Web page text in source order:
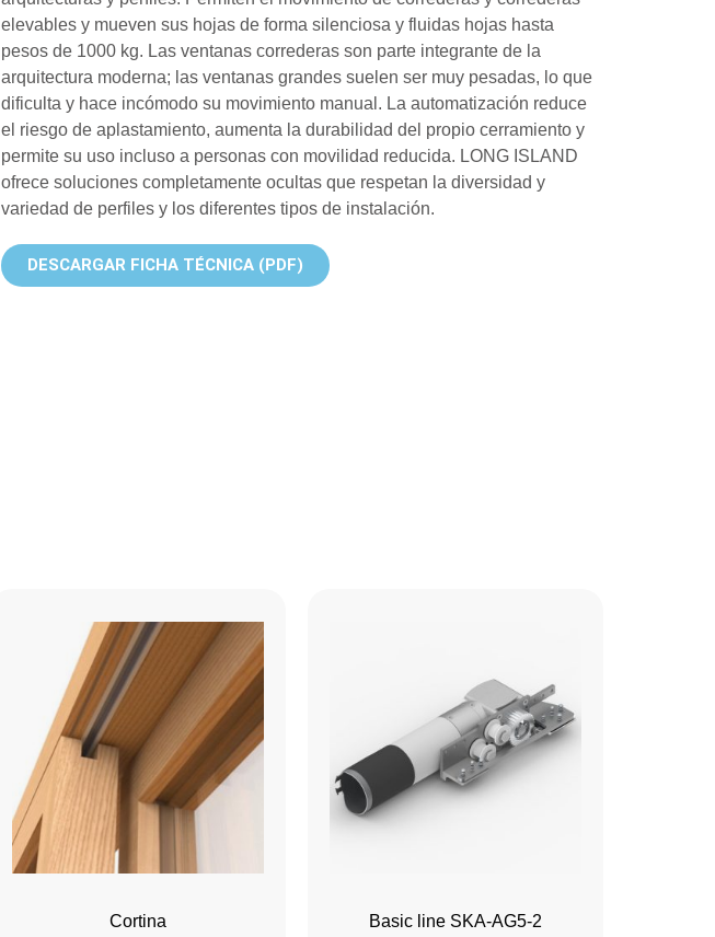
elevables y mueven sus hojas de forma silenciosa y fluidas hojas hasta
pesos de 1000 kg. Las ventanas correderas son parte integrante de la
arquitectura moderna; las ventanas grandes suelen ser muy pesadas, lo que
dificulta y hace incómodo su movimiento manual. La automatización reduce
el riesgo de aplastamiento, aumenta la durabilidad del propio cerramiento y
permite su uso incluso a personas con movilidad reducida. LONG ISLAND
ofrece soluciones completamente ocultas que respetan la diversidad y
variedad de perfiles y los diferentes tipos de instalación.
DESCARGAR FICHA TÉCNICA (PDF)
Cortina Basic line SKA-AG5-2